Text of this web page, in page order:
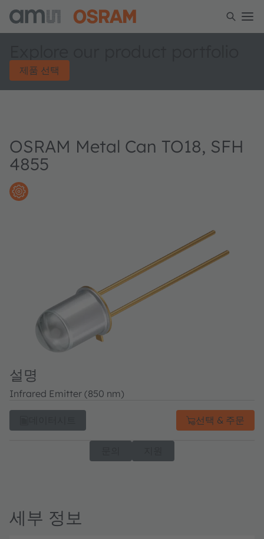
제품 선택
OSRAM Metal Can TO18, SFH
4855
설명
Infrared Emitter (850 nm)
선택 & 주문
세부 정보